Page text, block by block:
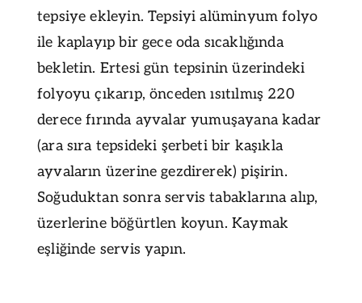
tepsiye ekleyin. Tepsiyi alüminyum folyo
ile kaplayıp bir gece oda sıcaklığında
bekletin. Ertesi gün tepsinin üzerindeki
folyoyu çıkarıp, önceden ısıtılmış 220
derece fırında ayvalar yumuşayana kadar
(ara sıra tepsideki şerbeti bir kaşıkla
ayvaların üzerine gezdirerek) pişirin.
Soğuduktan sonra servis tabaklarına alıp,
üzerlerine böğürtlen koyun. Kaymak
eşliğinde servis yapın.